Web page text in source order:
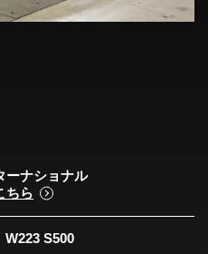
ーナショナル
ちら
S500